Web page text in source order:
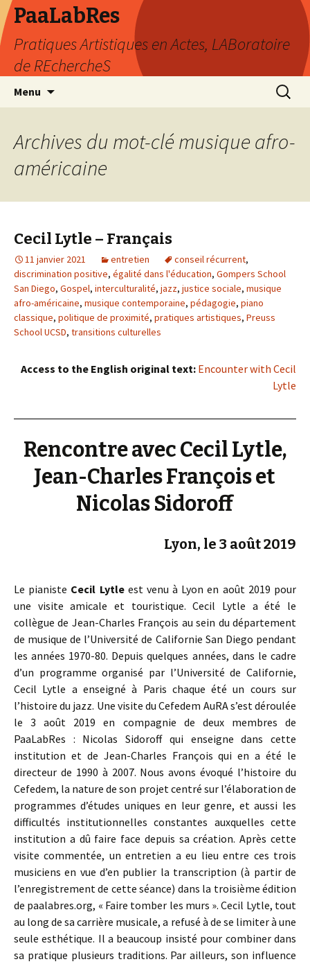
PaaLabRes
Pratiques Artistiques en Actes, LABoratoire
de REchercheS
Menu
principal
Archives du mot-clé musique afro-
américaine
Cecil Lytle – Français
11 janvier 2021 entretien conseil récurrent,
discrimination positive, égalité dans l'éducation, Gompers School
San Diego, Gospel, interculturalité, jazz, justice sociale, musique
afro-américaine, musique contemporaine, pédagogie, piano
classique, politique de proximité, pratiques artistiques, Preuss
School UCSD, transitions culturelles
Access to the English original text: Encounter with Cecil
Lytle
Rencontre avec Cecil Lytle,
Jean-Charles François et
Nicolas Sidoroff
Lyon, le 3 août 2019
Le pianiste Cecil Lytleest venu à Lyon en août 2019 pour
une visite amicale et touristique. Cecil Lytle a été le
collègue de Jean-Charles François au sein du département
de musique de l’Université de Californie San Diego pendant
les années 1970-80. Depuis quelques années, dans le cadre
d’un programme organisé par l’Université de Californie,
Cecil Lytle a enseigné à Paris chaque été un cours sur
l’histoire du jazz. Une visite du Cefedem AuRA s’est déroulée
le 3 août 2019 en compagnie de deux membres de
PaaLabRes : Nicolas Sidoroff qui enseigne dans cette
institution et de Jean-Charles François qui en a été le
directeur de 1990 à 2007. Nous avons évoqué l’histoire du
Cefedem, la nature de son projet centré sur l’élaboration de
programmes d’études uniques en leur genre, et aussi les
difficultés institutionnelles constantes auxquelles cette
institution a dû faire face depuis sa création. Après cette
visite commentée, un entretien a eu lieu entre ces trois
musiciens en vue d’en publier la transcription (à partir de
l’enregistrement de cette séance) dans la troisième édition
de paalabres.org, « Faire tomber les murs ». Cecil Lytle, tout
au long de sa carrière musicale, a refusé à de se limiter à une
seule esthétique. Il a beaucoup insisté pour combiner dans
sa pratique plusieurs traditions. Par ailleurs, son influence